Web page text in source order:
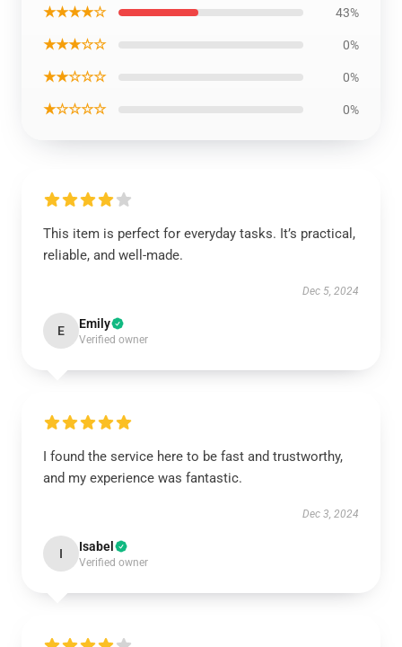
★★★★☆ 43%
★★★☆☆ 0%
★★☆☆☆ 0%
★☆☆☆☆ 0%
This item is perfect for everyday tasks. It’s practical,
reliable, and well-made.
Dec 5, 2024
E Emily
Verified owner
I found the service here to be fast and trustworthy,
and my experience was fantastic.
Dec 3, 2024
I Isabel
Verified owner